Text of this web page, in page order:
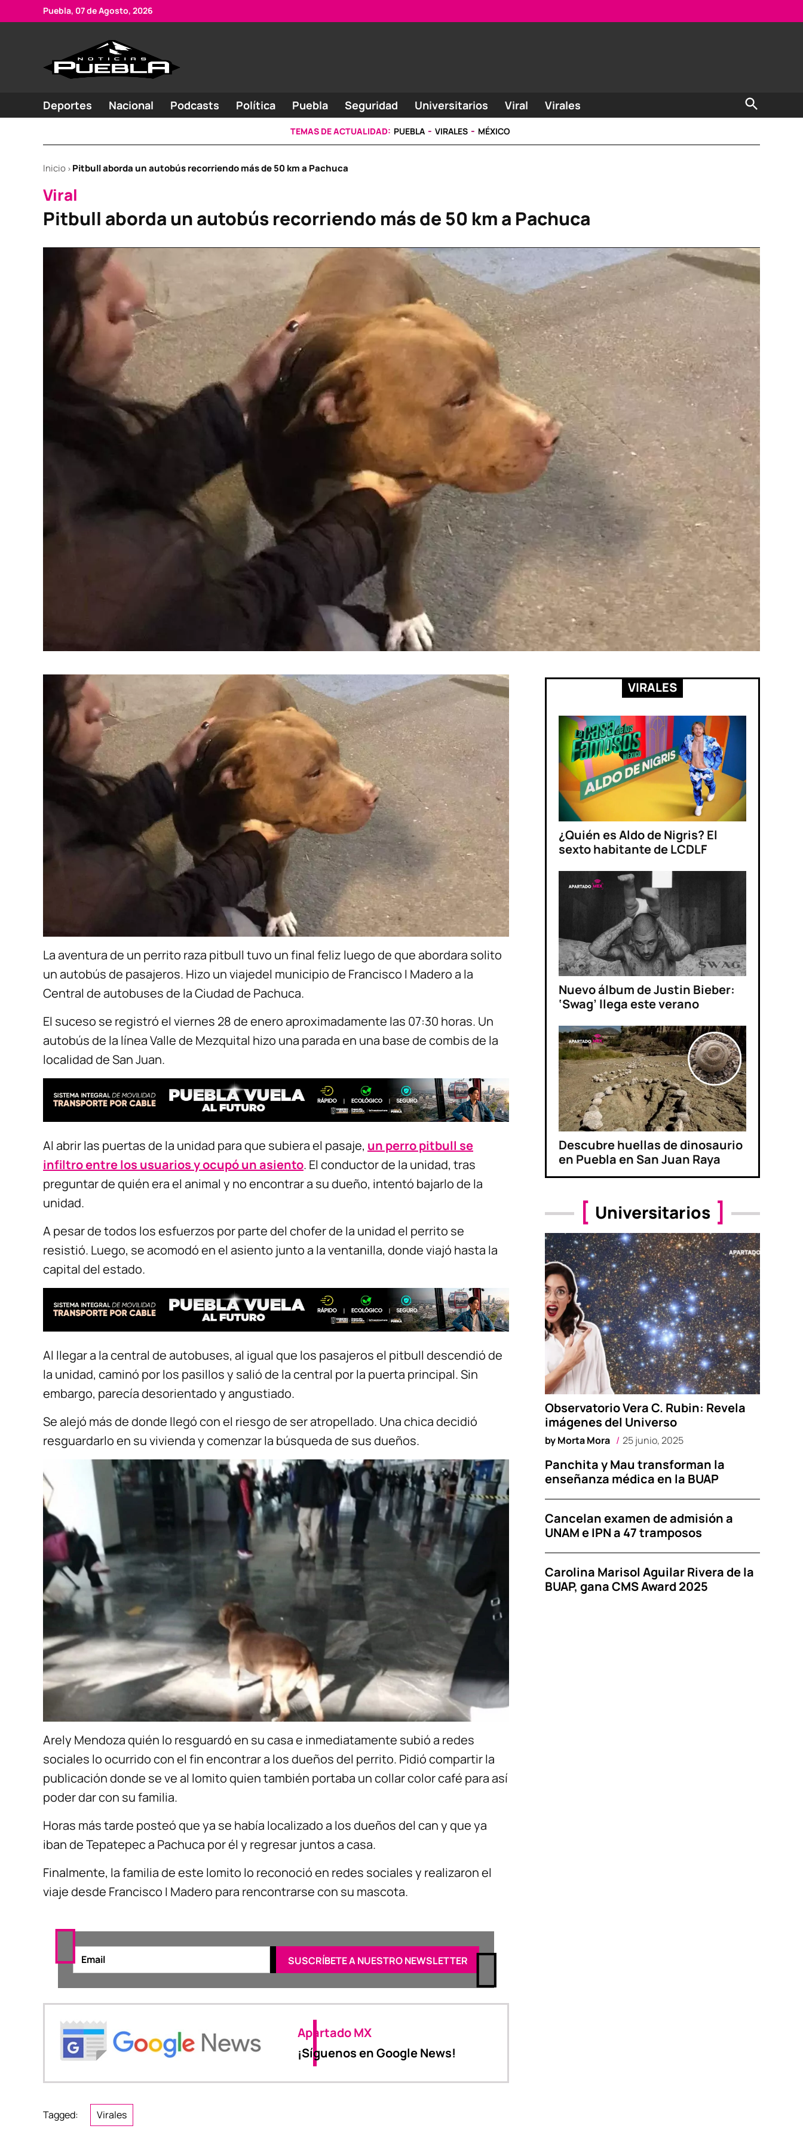
Puebla, 07 de Agosto, 2026
noticias
Deportes Nacional Podcasts Política Puebla Seguridad Universitarios Viral Virales
Open
Search
TEMAS DE ACTUALIDAD: PUEBLA VIRALES MÉXICO
Inicio > Pitbull aborda un autobús recorriendo más de 50 km a Pachuca
POSTED
IN
Viral
Pitbull aborda un autobús recorriendo más de 50 km a Pachuca
La aventura de un perrito raza pitbull tuvo un final feliz luego de que abordara solito
un autobús de pasajeros. Hizo un viajedel municipio de Francisco I Madero a la
Central de autobuses de la Ciudad de Pachuca.
El suceso se registró el viernes 28 de enero aproximadamente las 07:30 horas. Un
autobús de la línea Valle de Mezquital hizo una parada en una base de combis de la
localidad de San Juan.
Al abrir las puertas de la unidad para que subiera el pasaje, un perro pitbull se
infiltro entre los usuarios y ocupó un asiento. El conductor de la unidad, tras
preguntar de quién era el animal y no encontrar a su dueño, intentó bajarlo de la
unidad.
A pesar de todos los esfuerzos por parte del chofer de la unidad el perrito se
resistió. Luego, se acomodó en el asiento junto a la ventanilla, donde viajó hasta la
capital del estado.
Al llegar a la central de autobuses, al igual que los pasajeros el pitbull descendió de
la unidad, caminó por los pasillos y salió de la central por la puerta principal. Sin
embargo, parecía desorientado y angustiado.
Se alejó más de donde llegó con el riesgo de ser atropellado. Una chica decidió
resguardarlo en su vivienda y comenzar la búsqueda de sus dueños.
Arely Mendoza quién lo resguardó en su casa e inmediatamente subió a redes
sociales lo ocurrido con el fin encontrar a los dueños del perrito. Pidió compartir la
publicación donde se ve al lomito quien también portaba un collar color café para así
poder dar con su familia.
Horas más tarde posteó que ya se había localizado a los dueños del can y que ya
iban de Tepatepec a Pachuca por él y regresar juntos a casa.
Finalmente, la familia de este lomito lo reconoció en redes sociales y realizaron el
viaje desde Francisco I Madero para rencontrarse con su mascota.
Apartado MX
¡Síguenos en Google News!
Tagged: Virales
VIRALES
¿Quién es Aldo de Nigris? El
sexto habitante de LCDLF
Nuevo álbum de Justin Bieber:
‘Swag’ llega este verano
Descubre huellas de dinosaurio
en Puebla en San Juan Raya
Universitarios
Observatorio Vera C. Rubin: Revela
imágenes del Universo
byMorta Mora 25 junio, 2025
Panchita y Mau transforman la
enseñanza médica en la BUAP
Cancelan examen de admisión a
UNAM e IPN a 47 tramposos
Carolina Marisol Aguilar Rivera de la
BUAP, gana CMS Award 2025